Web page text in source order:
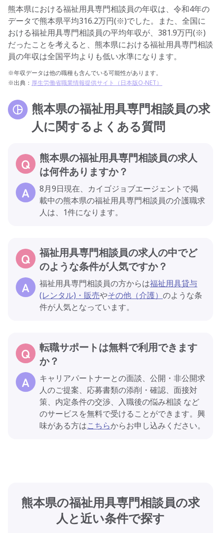
熊本県における福祉用具専門相談員の年収は、令和4年の
データで熊本県平均316.2万円(※)でした。また、全国に
おける福祉用具専門相談員の平均年収が、381.9万円(※)
だったことを考えると、熊本県における福祉用具専門相談
員の年収は全国平均よりも低い水準になります。
※年収データは他の職種も含んでいる可能性があります。
※出典： 厚生労働省職業情報提供サイト（日本版O-NET）
熊本県の福祉用具専門相談員の求
人に関するよくある質問
熊本県の福祉用具専門相談員の求人
は何件ありますか？
8月9日現在、カイゴジョブエージェントで掲
載中の熊本県の福祉用具専門相談員の介護職求
人は、1件になります。
福祉用具専門相談員の求人の中でど
のような条件が人気ですか？
福祉用具専門相談員の方からは福祉用具貸与
(レンタル)・販売やその他（介護） のような条
件が人気となっています。
転職サポートは無料で利用できます
か？
キャリアパートナーとの面談、公開・非公開求
人のご提案、応募書類の添削・確認、面接対
策、内定条件の交渉、入職後の悩み相談 など
のサービスを無料で受けることができます。興
味がある方はこちらからお申し込みください。
熊本県の福祉用具専門相談員の求
人と近い条件で探す